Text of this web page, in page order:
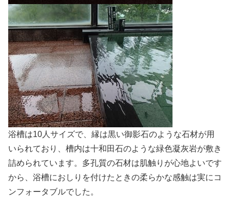
浴槽は10人サイズで、縁は黒い御影石のような石材が用
いられており、槽内は十和田石のような緑色凝灰岩が敷き
詰められています。多孔質の石材は肌触りが心地よいです
から、浴槽におしりを付けたときの柔らかな感触は実にコ
ンフォータブルでした。